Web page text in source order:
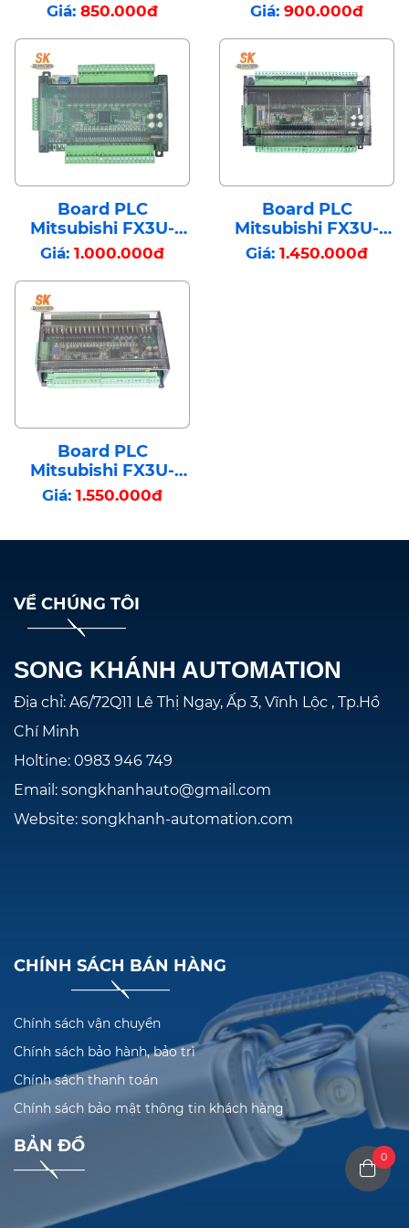
24MR-6AD2DA
Giá: 850.000đ
24MT-6AD2DA
Giá: 900.000đ
Board PLC
Mitsubishi FX3U-
30MR-6AD2DA
Giá: 1.000.000đ
Board PLC
Mitsubishi FX3U-
48MR-6AD2DA
Giá: 1.450.000đ
Board PLC
Mitsubishi FX3U-
48MT-6AD2DA
Giá: 1.550.000đ
VỀ CHÚNG TÔI
SONG KHÁNH AUTOMATION
Địa chỉ: A6/72Q11 Lê Thị Ngay, Ấp 3, Vĩnh Lộc , Tp.Hồ
Chí Minh
Holtine: 0983 946 749
Email: songkhanhauto@gmail.com
Website: songkhanh-automation.com
CHÍNH SÁCH BÁN HÀNG
Chính sách vận chuyển
Chính sách bảo hành, bảo trì
Chính sách thanh toán
Chính sách bảo mật thông tin khách hàng
BẢN ĐỒ
0